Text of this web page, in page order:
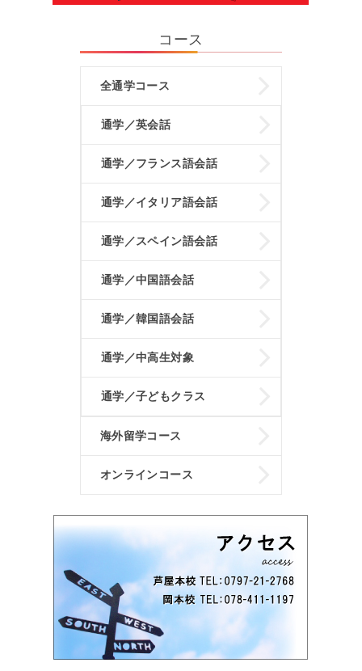
コース
全通学コース
通学／英会話
通学／フランス語会話
通学／イタリア語会話
通学／スペイン語会話
通学／中国語会話
通学／韓国語会話
通学／中高生対象
通学／子どもクラス
海外留学コース
オンラインコース